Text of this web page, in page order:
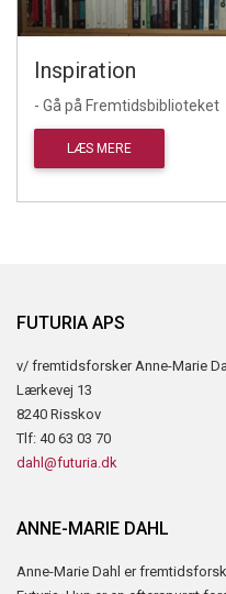
Inspiration
- Gå på Fremtidsbiblioteket
LÆS MERE
FUTURIA APS
v/ fremtidsforsker Anne-Marie
Lærkevej 13
8240 Risskov
Tlf: 40 63 03 70
dahl@futuria.dk
ANNE-MARIE DAHL
Anne-Marie Dahl er